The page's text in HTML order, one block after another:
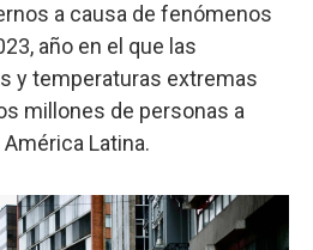
a causa de fenómenos
año en el que las
y temperaturas extremas
millones de personas a
Latina.